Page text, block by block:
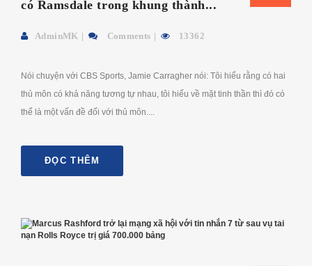
có Ramsdale trong khung thành...
AdminMK Comments 13362
Nói chuyện với CBS Sports, Jamie Carragher nói: Tôi hiểu rằng có hai
thủ môn có khả năng tương tự nhau, tôi hiểu về mặt tinh thần thì đó có
thể là một vấn đề đối với thủ môn....
ĐỌC THÊM